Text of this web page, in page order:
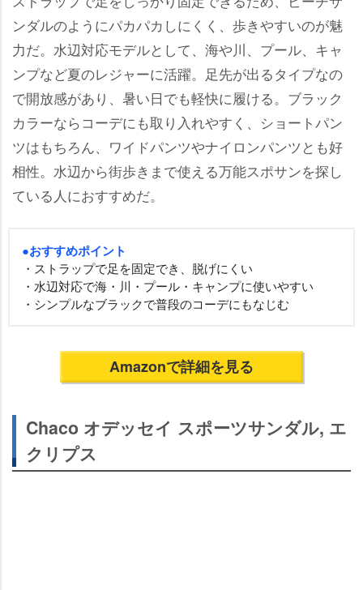
ンダルのようにパカパカしにくく、歩きやすいのが魅
力だ。水辺対応モデルとして、海や川、プール、キャ
ンプなど夏のレジャーに活躍。足先が出るタイプなの
で開放感があり、暑い日でも軽快に履ける。ブラック
カラーならコーデにも取り入れやすく、ショートパン
ツはもちろん、ワイドパンツやナイロンパンツとも好
相性。水辺から街歩きまで使える万能スポサンを探し
ている人におすすめだ。
●おすすめポイント
・ストラップで足を固定でき、脱げにくい
・水辺対応で海・川・プール・キャンプに使いやすい
・シンプルなブラックで普段のコーデにもなじむ
Amazonで詳細を見る
Chaco オデッセイ スポーツサンダル, エ
クリプス